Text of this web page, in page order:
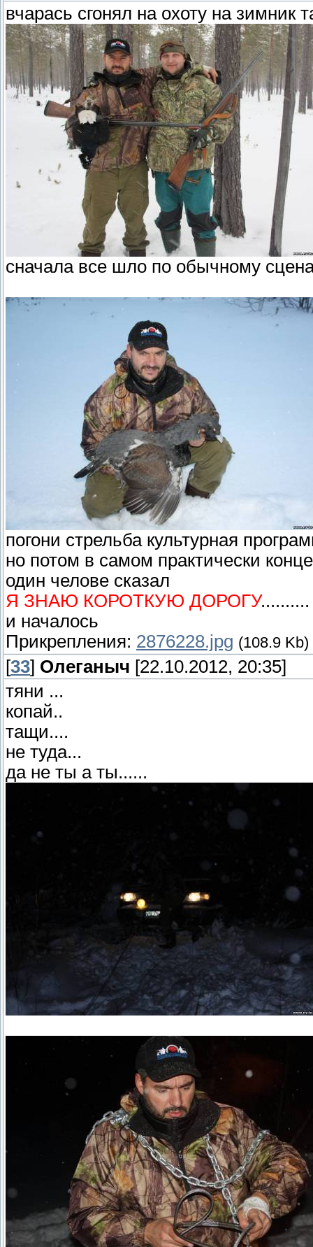
вчарась сгонял на охоту на зимник
сначала все шло по обычному
погони стрельба культурная
но потом в самом практически
один челове сказал
Я ЗНАЮ КОРОТКУЮ ДОРОГУ..........
и началось
Прикрепления: 2876228.jpg (108.9 Kb)
[33] Олеганыч [22.10.2012, 20:35]
тяни ...
копай..
тащи....
не туда...
да не ты а ты......